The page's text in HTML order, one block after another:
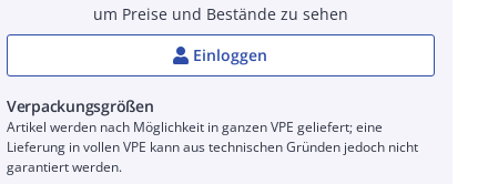
um Preise und Bestände zu sehen
Einloggen
Verpackungsgrößen
Artikel werden nach Möglichkeit in ganzen VPE geliefert; eine
Lieferung in vollen VPE kann aus technischen Gründen jedoch nicht
garantiert werden.